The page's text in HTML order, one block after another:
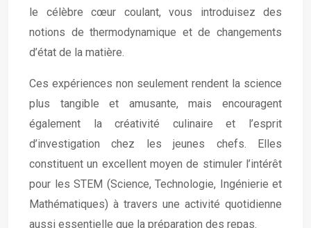
le célèbre cœur coulant, vous introduisez des
notions de thermodynamique et de changements
d’état de la matière.
Ces expériences non seulement rendent la science
plus tangible et amusante, mais encouragent
également la créativité culinaire et l’esprit
d’investigation chez les jeunes chefs. Elles
constituent un excellent moyen de stimuler l’intérêt
pour les STEM (Science, Technologie, Ingénierie et
Mathématiques) à travers une activité quotidienne
aussi essentielle que la préparation des repas.